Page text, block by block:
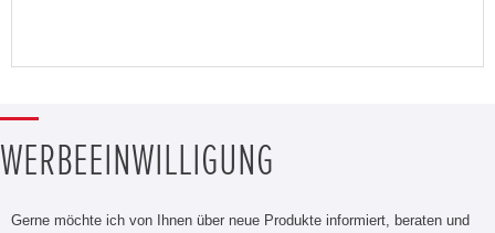
WERBEEINWILLIGUNG
Gerne möchte ich von Ihnen über neue Produkte informiert, beraten und